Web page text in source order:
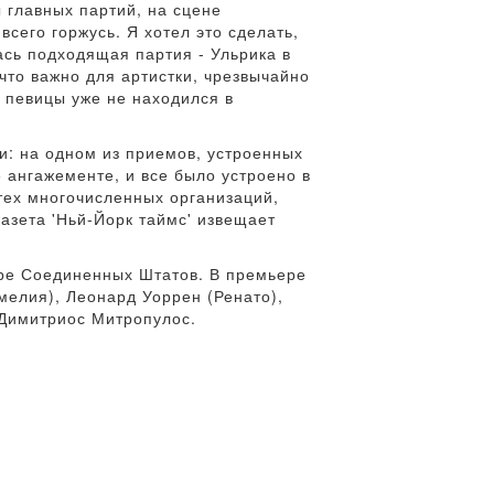
партий, на сцене
горжусь. Я хотел это сделать,
подходящая партия - Ульрика в
важно для артистки, чрезвычайно
певицы уже не находился в
на одном из приемов, устроенных
и все было устроено в
многочисленных организаций,
'Ньй-Йорк таймс' извещает
Соединенных Штатов. В премьере
Леонард Уоррен (Ренато),
Митропулос.